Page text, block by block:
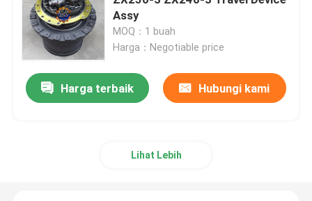
Gearbox Perjalanan Ekskavator
Peredam Ayunan Excavator
Assy
MOQ：1 buah
Harga：Negotiable price
Harga terbaik Hubungi kami
Lihat Lebih